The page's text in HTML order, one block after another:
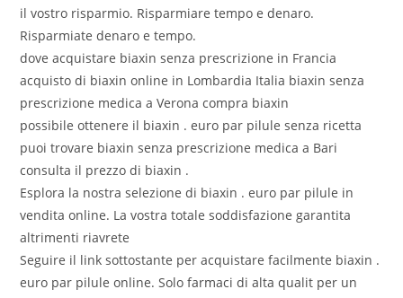
il vostro risparmio. Risparmiare tempo e denaro.
Risparmiate denaro e tempo.
dove acquistare biaxin senza prescrizione in Francia
acquisto di biaxin online in Lombardia Italia biaxin senza
prescrizione medica a Verona compra biaxin
possibile ottenere il biaxin . euro par pilule senza ricetta
puoi trovare biaxin senza prescrizione medica a Bari
consulta il prezzo di biaxin .
Esplora la nostra selezione di biaxin . euro par pilule in
vendita online. La vostra totale soddisfazione garantita
altrimenti riavrete
Seguire il link sottostante per acquistare facilmente biaxin .
euro par pilule online. Solo farmaci di alta qualit per un